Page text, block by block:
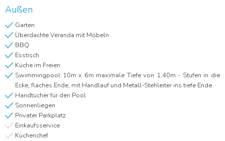
Außen
Garten
Überdachte Veranda mit Möbeln
BBQ
Esstisch
Küche im Freien
Swimmingpool 10m x 6m maximale Tiefe von 1,40m - Stufen in die
Ecke, flaches Ende, mit Handlauf und Metall-Stehleiter ins tiefe Ende
Handtücher für den Pool
Sonnenliegen
Privater Parkplatz
Einkaufsservice
Küchenchef